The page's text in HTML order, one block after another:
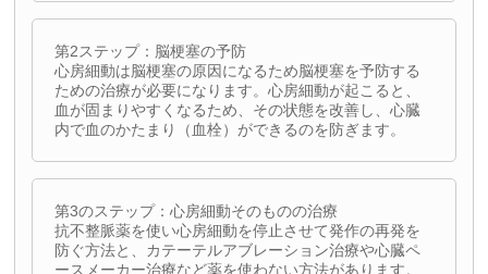
第2ステップ：脳梗塞の予防
心房細動は脳梗塞の原因になるため脳梗塞を予防する
ための治療が必要になります。心房細動が起こると、
血が固まりやすくなるため、その状態を改善し、心臓
内で血のかたまり（血栓）ができるのを防ぎます。
第3のステップ：心房細動そのものの治療
抗不整脈薬を使い心房細動を停止させて発作の再発を
防ぐ方法と、カテーテルアブレーション治療や心臓ペ
ースメーカー治療など薬を使わない方法があります。